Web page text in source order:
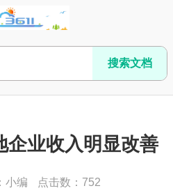
企业收入明显改善
小编 点击数： 752